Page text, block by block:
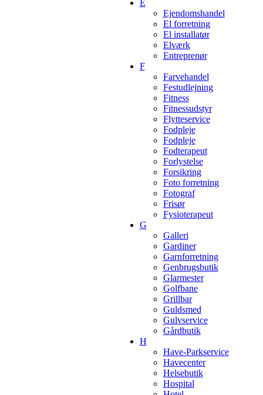
E
Ejendomshandel
El forretning
El installatør
Elværk
Entreprenør
F
Farvehandel
Festudlejning
Fitness
Fitnessudstyr
Flytteservice
Fodpleje
Fodpleje
Fodterapeut
Forlystelse
Forsikring
Foto forretning
Fotograf
Frisør
Fysioterapeut
G
Galleri
Gardiner
Garnforretning
Genbrugsbutik
Glarmester
Golfbane
Grillbar
Guldsmed
Gulvservice
Gårdbutik
H
Have-Parkservice
Havecenter
Helsebutik
Hospital